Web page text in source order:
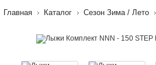
Главная Каталог Сезон Зима / Лето